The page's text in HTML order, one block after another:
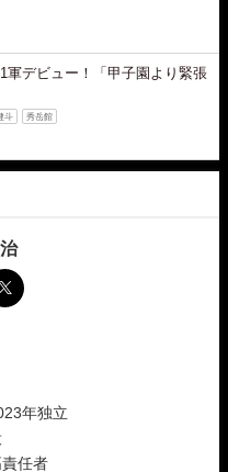
軍デビュー！「甲子園より緊張
斗 秀岳館
年独立
責任者